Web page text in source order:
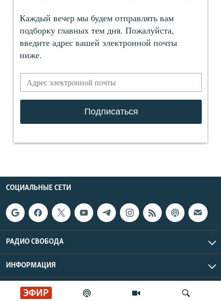
ЭФИР
СОЦИАЛЬНЫЕ СЕТИ
РАДИО СВОБОДА
ИНФОРМАЦИЯ
Радио Свобода © 2026 RFE/RL, Inc. | Все права защищены.